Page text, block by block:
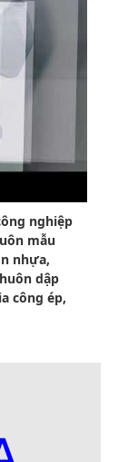
nghiệp
mẫu
nhựa,
dập
công ép,